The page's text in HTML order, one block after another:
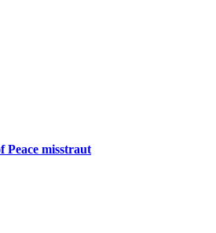
Peace misstraut